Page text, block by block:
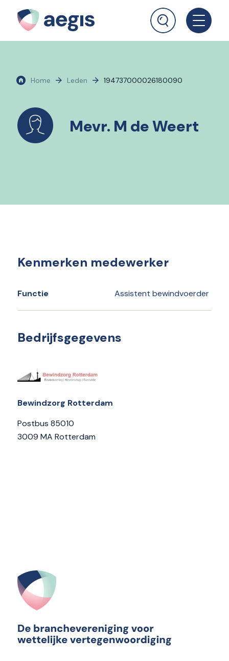
Home Leden 194737000026180090
Mevr. M de Weert
Kenmerken medewerker
Functie Assistent bewindvoerder
Bedrijfsgegevens
Bewindzorg Rotterdam
Postbus 85010
3009 MA Rotterdam